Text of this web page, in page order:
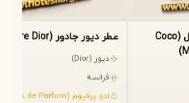
عطر شنل کوکو مادمازل (Coco
عطر دیور جادور (J’adore Dior)
دیور (Dior)
فرانسه
ادو پرفیوم (Eau de Parfum)